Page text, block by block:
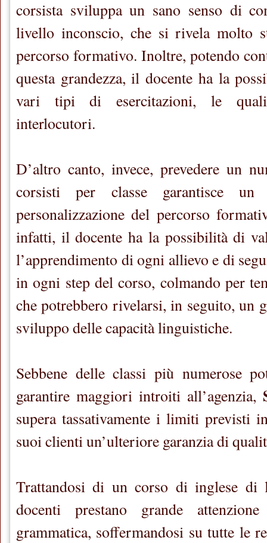
corsista sviluppa un sano senso di
livello inconscio, che si rivela molto
percorso formativo. Inoltre, potendo
questa grandezza, il docente ha la
vari tipi di esercitazioni, le
interlocutori.
D’altro canto, invece, prevedere un
corsisti per classe garantisce
personalizzazione del percorso
infatti, il docente ha la possibilità di
l’apprendimento di ogni allievo e di
in ogni step del corso, colmando per
che potrebbero rivelarsi, in seguito, un
sviluppo delle capacità linguistiche.
Sebbene delle classi più numerose
garantire maggiori introiti all’agenzia,
supera tassativamente i limiti previsti
suoi clienti un’ulteriore garanzia di
Trattandosi di un corso di inglese di
docenti prestano grande
grammatica, soffermandosi su tutte le